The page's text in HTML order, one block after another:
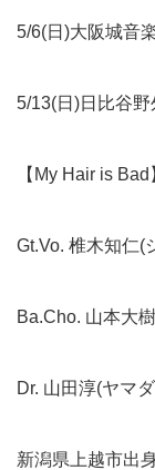
5/6(日)大阪城音
5/13(日)日比谷
【My Hair is Bad
Gt.Vo. 椎木知仁(
Ba.Cho. 山本大
Dr. 山田淳(ヤマ
新潟県上越市出